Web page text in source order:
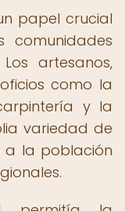
papel crucial
artesanos,
como la
y la
variedad de
a la población